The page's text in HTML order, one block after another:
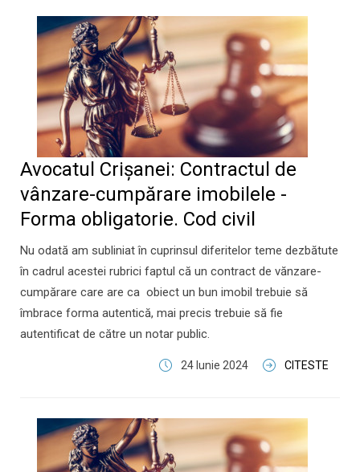
Avocatul Crișanei: Contractul de
vânzare-cumpărare imobilele -
Forma obligatorie. Cod civil
Nu odată am subliniat în cuprinsul diferitelor teme dezbătute
în cadrul acestei rubrici faptul că un contract de vănzare-
cumpărare care are ca obiect un bun imobil trebuie să
îmbrace forma autentică, mai precis trebuie să fie
autentificat de către un notar public.
24 Iunie 2024 CITESTE